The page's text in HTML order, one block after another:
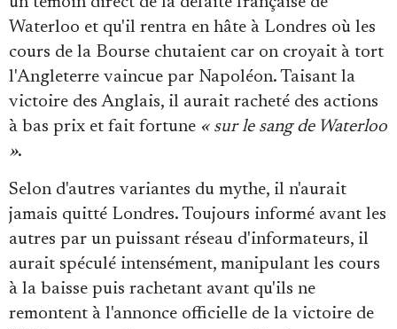
Waterloo et qu'il rentra en hâte à Londres où les
cours de la Bourse chutaient car on croyait à tort
l'Angleterre vaincue par Napoléon. Taisant la
victoire des Anglais, il aurait racheté des actions
à bas prix et fait fortune « sur le sang de Waterloo
».
Selon d'autres variantes du mythe, il n'aurait
jamais quitté Londres. Toujours informé avant les
autres par un puissant réseau d'informateurs, il
aurait spéculé intensément, manipulant les cours
à la baisse puis rachetant avant qu'ils ne
remontent à l'annonce officielle de la victoire de